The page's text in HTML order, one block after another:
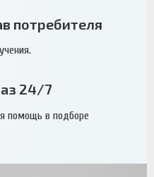
потребителя
24/7
помощь в подборе